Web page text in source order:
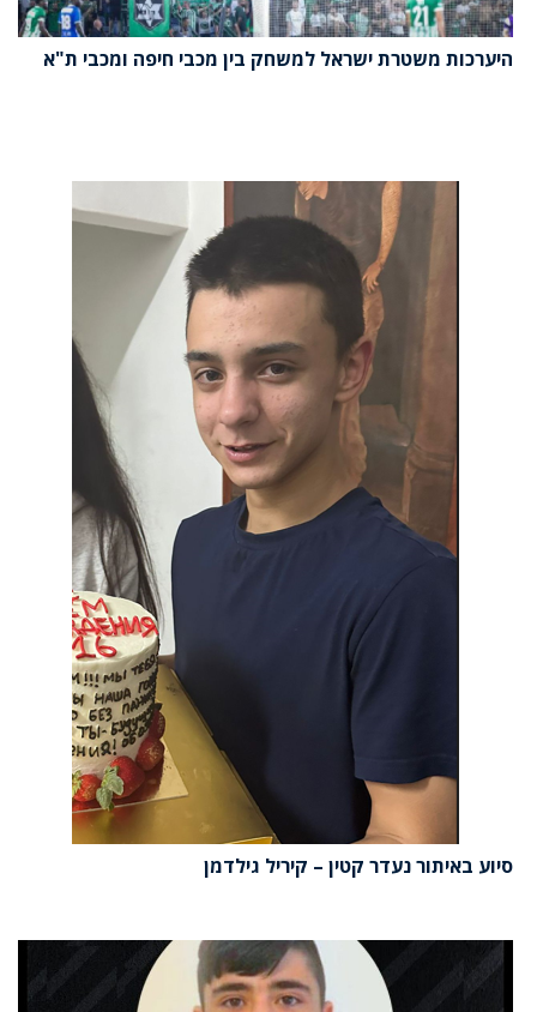
היערכות משטרת ישראל למשחק בין מכבי חיפה ומכבי ת"א
סיוע באיתור נעדר קטין – קיריל גילדמן